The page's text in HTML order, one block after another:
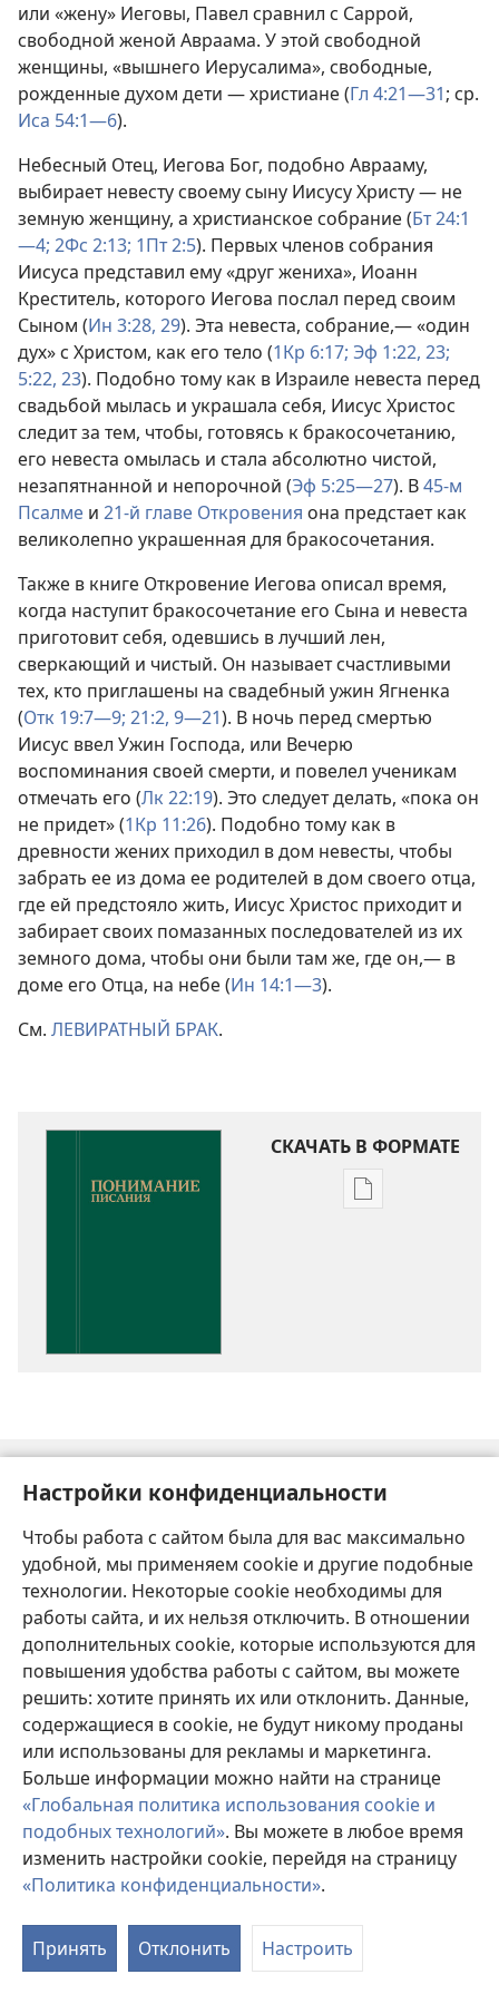
Настройки конфиденциальности
Чтобы работа с сайтом была для вас максимально
удобной, мы применяем cookie и другие подобные
технологии. Некоторые cookie необходимы для
работы сайта, и их нельзя отключить. В отношении
дополнительных cookie, которые используются для
повышения удобства работы с сайтом, вы можете
решить: хотите принять их или отклонить. Данные,
содержащиеся в cookie, не будут никому проданы
или использованы для рекламы и маркетинга.
Больше информации можно найти на странице
«Глобальная политика использования cookie и
подобных технологий». Вы можете в любое время
изменить настройки cookie, перейдя на страницу
«Политика конфиденциальности».
Принять Отклонить Настроить
или «жену» Иеговы, Павел сравнил с Саррой,
свободной женой Авраама. У этой свободной
женщины, «вышнего Иерусалима», свободные,
рожденные духом дети — христиане (Гл 4:21—31; ср.
Иса 54:1—6).
Небесный Отец, Иегова Бог, подобно Аврааму,
выбирает невесту своему сыну Иисусу Христу — не
земную женщину, а христианское собрание (Бт 24:1
—4; 2Фс 2:13; 1Пт 2:5). Первых членов собрания
Иисуса представил ему «друг жениха», Иоанн
Креститель, которого Иегова послал перед своим
Сыном (Ин 3:28, 29). Эта невеста, собрание,— «один
дух» с Христом, как его тело (1Кр 6:17; Эф 1:22, 23;
5:22, 23). Подобно тому как в Израиле невеста перед
свадьбой мылась и украшала себя, Иисус Христос
следит за тем, чтобы, готовясь к бракосочетанию,
его невеста омылась и стала абсолютно чистой,
незапятнанной и непорочной (Эф 5:25—27). В45-м
Псалме и 21-й главе Откровения она предстает как
великолепно украшенная для бракосочетания.
Также в книге Откровение Иегова описал время,
когда наступит бракосочетание его Сына и невеста
приготовит себя, одевшись в лучший лен,
сверкающий и чистый. Он называет счастливыми
тех, кто приглашены на свадебный ужин Ягненка
(Отк 19:7—9; 21:2, 9—21). В ночь перед смертью
Иисус ввел Ужин Господа, или Вечерю
воспоминания своей смерти, и повелел ученикам
отмечать его (Лк 22:19). Это следует делать, «пока он
не придет» (1Кр 11:26). Подобно тому как в
древности жених приходил в дом невесты, чтобы
забрать ее из дома ее родителей в дом своего отца,
где ей предстояло жить, Иисус Христос приходит и
забирает своих помазанных последователей из их
земного дома, чтобы они были там же, где он,— в
доме его Отца, на небе (Ин 14:1—3).
См. ЛЕВИРАТНЫЙ БРАК.
СКАЧАТЬ В ФОРМАТЕ
Варианты
JW.ORG® / ОФИЦИАЛЬНЫЙ САЙТ СВИДЕТЕЛЕЙ ИЕГОВЫ
Настроить внешний вид
Быстрые ссылки
Попросить о посещении
Найти встречи
(открывается
в
новом
окне)
Найти конгрессы
(открывается
в
новом
окне)
Новое
Видео
Видео с тифлокомментариями
Поиск
Информация для врачей
Информация для мирового профессионального